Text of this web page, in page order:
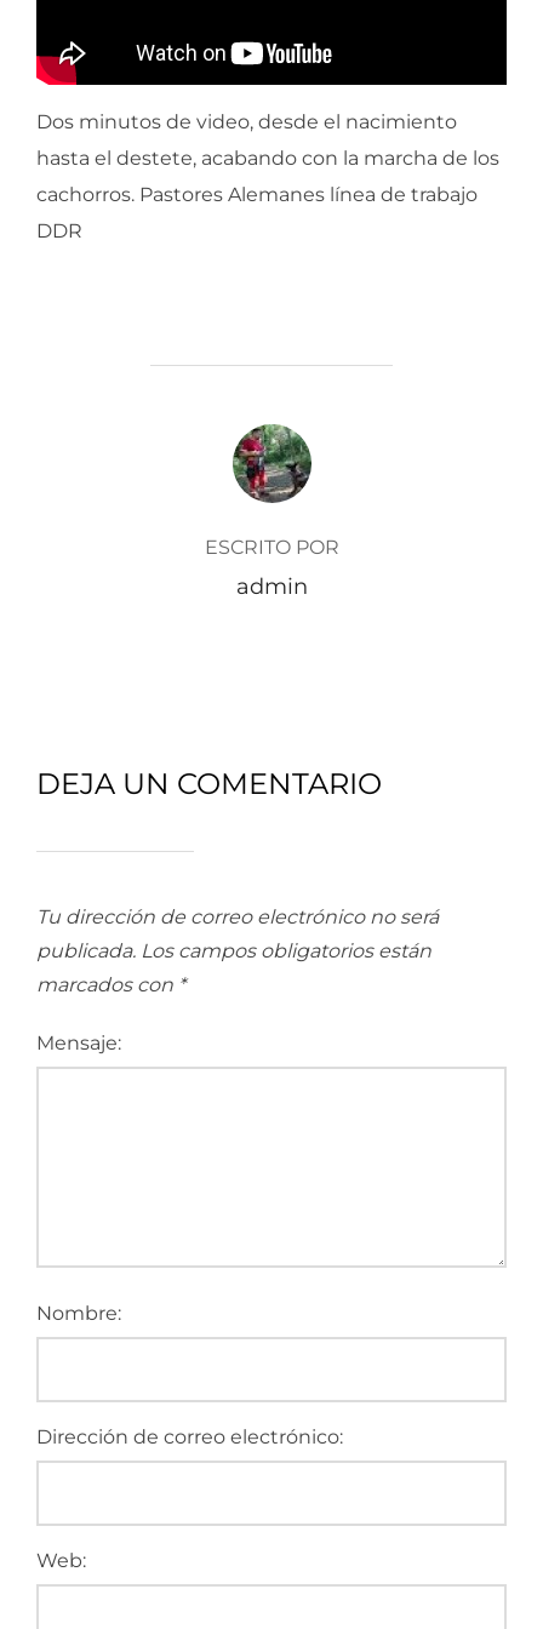
Dos minutos de video, desde el nacimiento
hasta el destete, acabando con la marcha de los
cachorros. Pastores Alemanes línea de trabajo
DDR
AUTOR DE LA ENTRADA
ESCRITO POR
admin
DEJA UN COMENTARIO
Tu dirección de correo electrónico no será
publicada. Los campos obligatorios están
marcados con *
Mensaje:
Nombre:
Dirección de correo electrónico:
Web: